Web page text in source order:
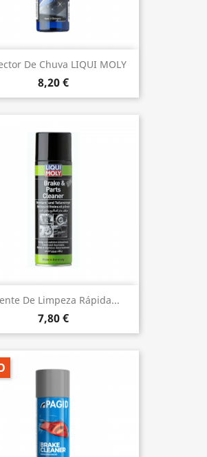
De Chuva LIQUI MOLY
8,20 €
De Limpeza Rápida...
7,80 €